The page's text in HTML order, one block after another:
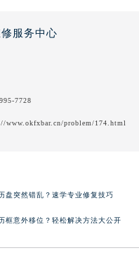
服务中心
7728
www.okfxbar.cn/problem/174.html
盘突然错乱？速学专业修复技巧
框意外移位？轻松解决方法大公开